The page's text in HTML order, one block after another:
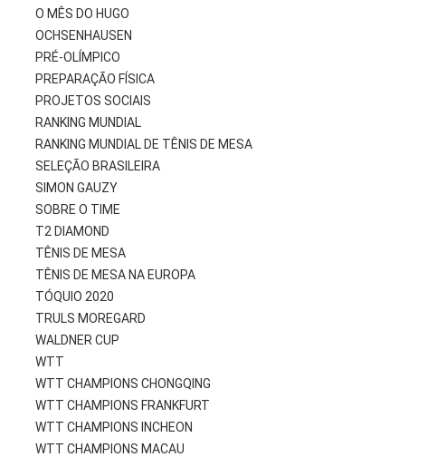
O MÊS DO HUGO
OCHSENHAUSEN
PRÉ-OLÍMPICO
PREPARAÇÃO FÍSICA
PROJETOS SOCIAIS
RANKING MUNDIAL
RANKING MUNDIAL DE TÊNIS DE MESA
SELEÇÃO BRASILEIRA
SIMON GAUZY
SOBRE O TIME
T2 DIAMOND
TÊNIS DE MESA
TÊNIS DE MESA NA EUROPA
TÓQUIO 2020
TRULS MOREGARD
WALDNER CUP
WTT
WTT CHAMPIONS CHONGQING
WTT CHAMPIONS FRANKFURT
WTT CHAMPIONS INCHEON
WTT CHAMPIONS MACAU